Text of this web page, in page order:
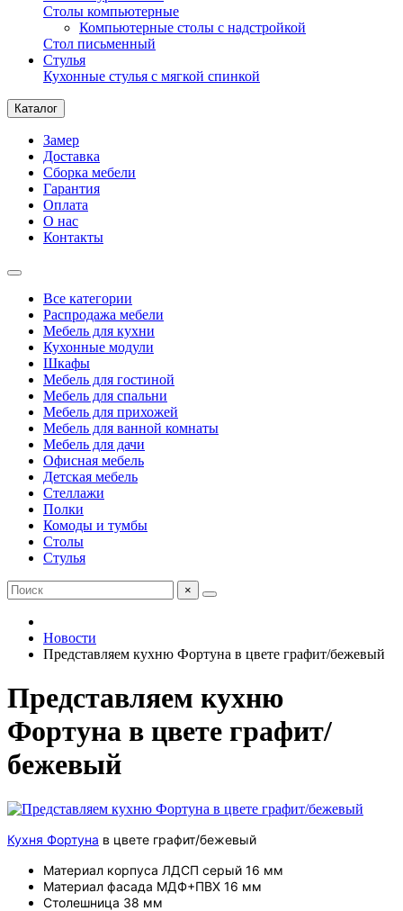
Столы компьютерные
Компьютерные столы с надстройкой
Стол письменный
Стулья
Кухонные стулья с мягкой спинкой
Каталог
Замер
Доставка
Сборка мебели
Гарантия
Оплата
О нас
Контакты
Все категории
Распродажа мебели
Мебель для кухни
Кухонные модули
Шкафы
Мебель для гостиной
Мебель для спальни
Мебель для прихожей
Мебель для ванной комнаты
Мебель для дачи
Офисная мебель
Детская мебель
Стеллажи
Полки
Комоды и тумбы
Столы
Стулья
×
Новости
Представляем кухню Фортуна в цвете графит/бежевый
Представляем кухню
Фортуна в цвете графит/
бежевый
Кухня Фортуна в цвете графит/бежевый
Материал корпуса ЛДСП серый 16 мм
Материал фасада МДФ+ПВХ 16 мм
Столешница 38 мм